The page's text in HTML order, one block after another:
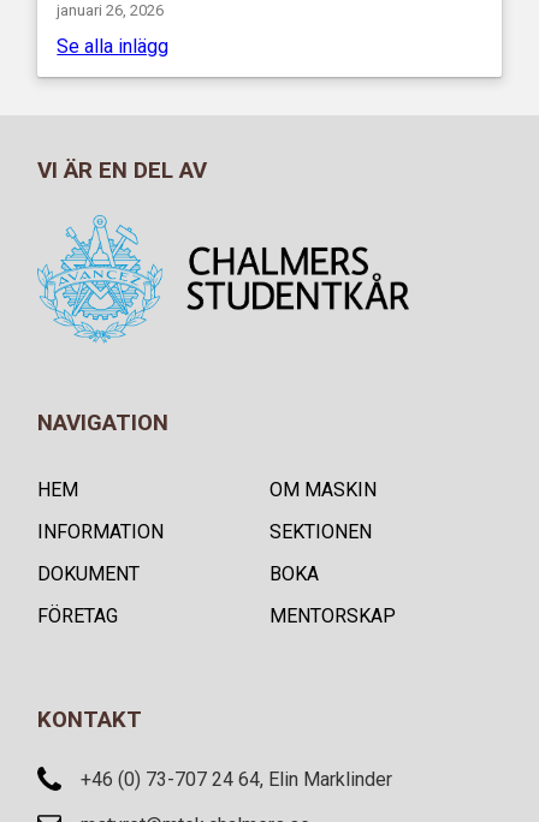
januari 26, 2026
Se alla inlägg
VI ÄR EN DEL AV
NAVIGATION
HEM
OM MASKIN
INFORMATION
SEKTIONEN
DOKUMENT
BOKA
FÖRETAG
MENTORSKAP
KONTAKT
+46 (0) 73-707 24 64, Elin Marklinder